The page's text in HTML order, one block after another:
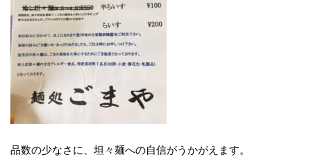
品数の少なさに、坦々麺への自信がうかがえます。